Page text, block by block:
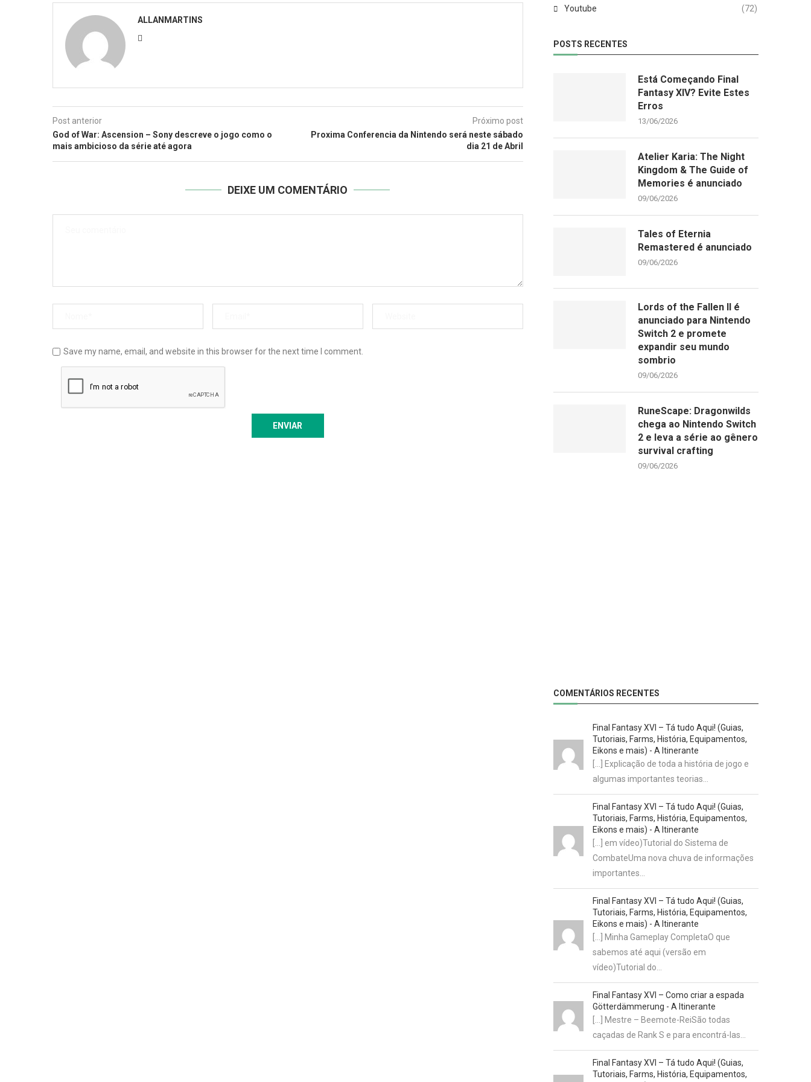
ALLANMARTINS
Post anterior
God of War: Ascension – Sony descreve o jogo como o
mais ambicioso da série até agora
Próximo post
Proxima Conferencia da Nintendo será neste sábado
dia 21 de Abril
DEIXE UM COMENTÁRIO
Save my name, email, and website in this browser for the next time I comment.
Youtube (72)
POSTS RECENTES
Está Começando Final
Fantasy XIV? Evite Estes
Erros
13/06/2026
Atelier Karia: The Night
Kingdom & The Guide of
Memories é anunciado
09/06/2026
Tales of Eternia
Remastered é anunciado
09/06/2026
Lords of the Fallen II é
anunciado para Nintendo
Switch 2 e promete
expandir seu mundo
sombrio
09/06/2026
RuneScape: Dragonwilds
chega ao Nintendo Switch
2 e leva a série ao gênero
survival crafting
09/06/2026
COMENTÁRIOS RECENTES
Final Fantasy XVI – Tá tudo Aqui! (Guias,
Tutoriais, Farms, História, Equipamentos,
Eikons e mais) - A Itinerante
[…] Explicação de toda a história de jogo e
algumas importantes teorias…
Final Fantasy XVI – Tá tudo Aqui! (Guias,
Tutoriais, Farms, História, Equipamentos,
Eikons e mais) - A Itinerante
[…] em vídeo)Tutorial do Sistema de
CombateUma nova chuva de informações
importantes…
Final Fantasy XVI – Tá tudo Aqui! (Guias,
Tutoriais, Farms, História, Equipamentos,
Eikons e mais) - A Itinerante
[…] Minha Gameplay CompletaO que
sabemos até aqui (versão em
vídeo)Tutorial do…
Final Fantasy XVI – Como criar a espada
Götterdämmerung - A Itinerante
[…] Mestre – Beemote-ReiSão todas
caçadas de Rank S e para encontrá-las…
Final Fantasy XVI – Tá tudo Aqui! (Guias,
Tutoriais, Farms, História, Equipamentos,